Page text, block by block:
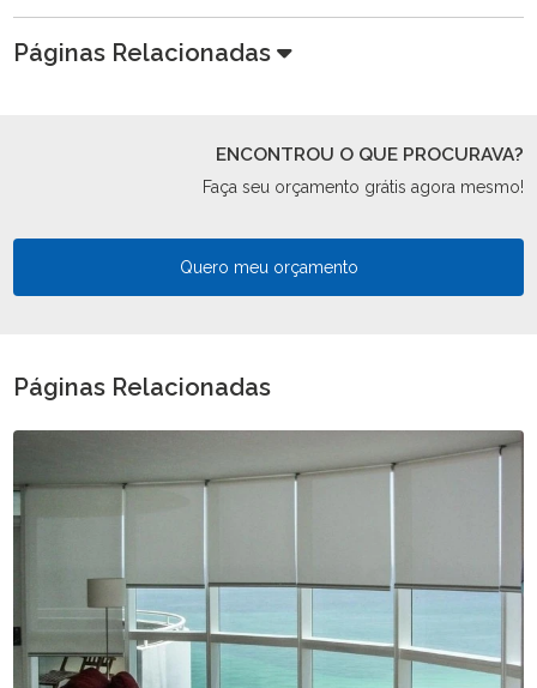
Páginas Relacionadas
ENCONTROU O QUE PROCURAVA?
Faça seu orçamento grátis agora mesmo!
Quero meu orçamento
Páginas Relacionadas